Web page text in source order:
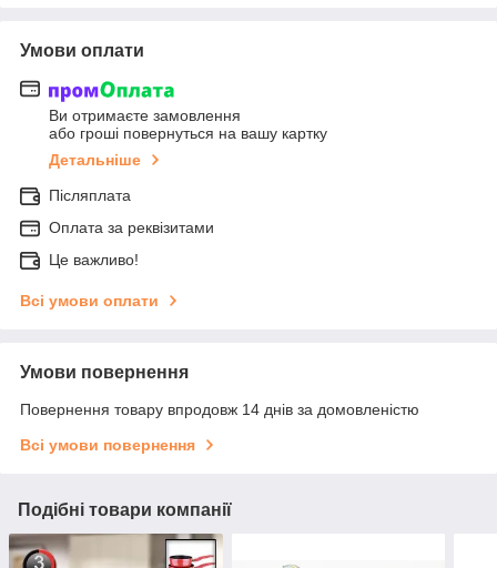
Умови оплати
Ви отримаєте замовлення
або гроші повернуться на вашу картку
Детальніше
Післяплата
Оплата за реквізитами
Це важливо!
Всі умови оплати
Умови повернення
Повернення товару впродовж 14 днів за домовленістю
Всі умови повернення
Подібні товари компанії